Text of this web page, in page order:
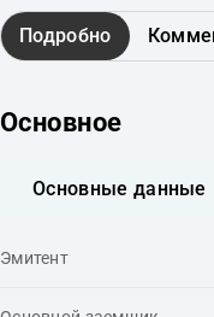
Подробно
Основное
Основные данные
Эмитент